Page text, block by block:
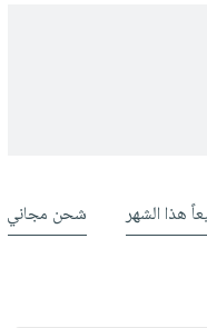
هذا الشهر شحن مجاني